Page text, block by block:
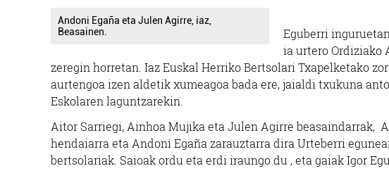
Andoni Egaña eta Julen Agirre, iaz,
Beasainen.
Eguberri
ia urtero Ordiziako
zeregin horretan. Iaz Euskal Herriko Bertsolari Txapelketako
aurtengoa izen aldetik xumeagoa bada ere, jaialdi txukuna
Eskolaren laguntzarekin.
Aitor Sarriegi, Ainhoa Mujika eta Julen Agirre beasaindarrak,
hendaiarra eta Andoni Egaña zarauztarra dira Urteberri
bertsolariak. Saioak ordu eta erdi iraungo du , eta gaiak Igor